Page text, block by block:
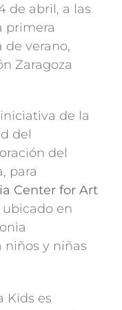
abril, a las
primera
verano,
Zaragoza
de la
del
del
para
Center for Art
ubicado en
niños y niñas
es